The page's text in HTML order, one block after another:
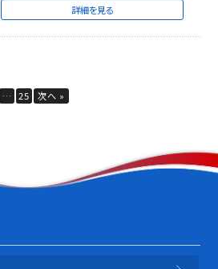
詳細を見る
… 25 次へ »